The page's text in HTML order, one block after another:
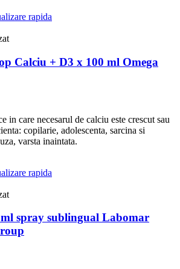
rapida
Calciu + D3 x 100 ml Omega
in care necesarul de calciu este crescut sau
copilarie, adolescenta, sarcina si
varsta inaintata.
rapida
spray sublingual Labomar